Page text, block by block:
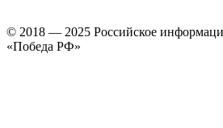
© 2018 — 2025 Российское
«Победа РФ»